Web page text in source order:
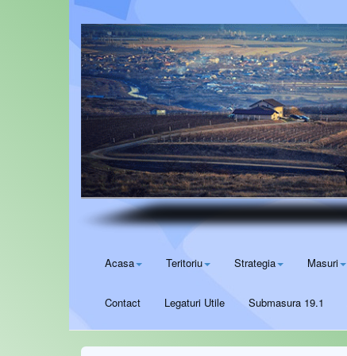
Acasa Teritoriu Strategia Masuri
Contact Legaturi Utile Submasura 19.1